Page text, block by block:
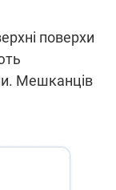
поверхи
Мешканців